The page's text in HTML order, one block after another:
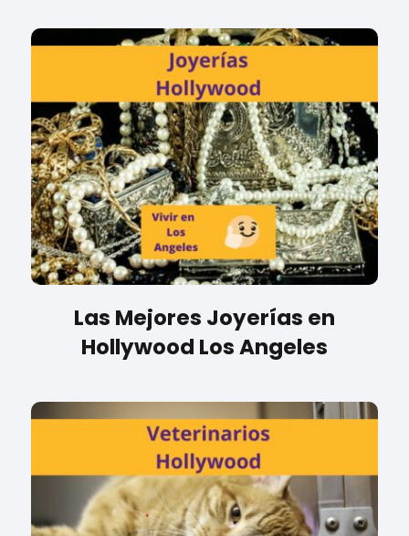
Las Mejores Joyerías en
Hollywood Los Angeles